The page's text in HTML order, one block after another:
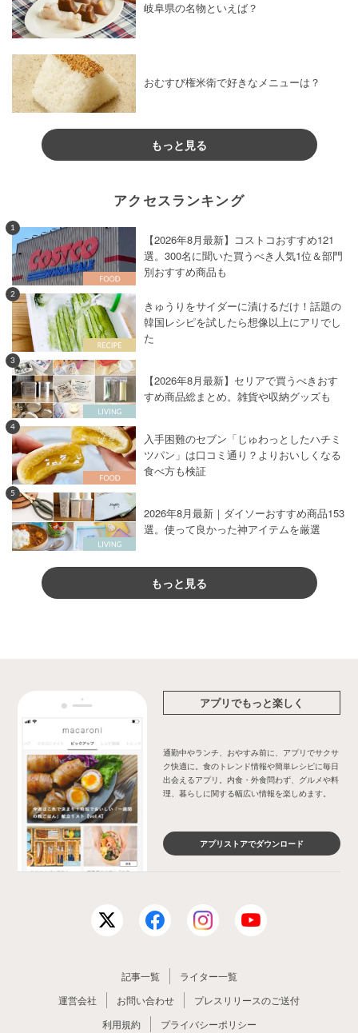
岐阜県の名物といえば？
おむすび権米衛で好きなメニューは？
もっと見る
アクセスランキング
1
【2026年8月最新】コストコおすすめ121
選。300名に聞いた買うべき人気1位＆部門
別おすすめ商品も
2
きゅうりをサイダーに漬けるだけ！話題の
韓国レシピを試したら想像以上にアリでし
た
3
【2026年8月最新】セリアで買うべきおす
すめ商品総まとめ。雑貨や収納グッズも
4
入手困難のセブン「じゅわっとしたハチミ
ツパン」は口コミ通り？よりおいしくなる
食べ方も検証
5
2026年8月最新｜ダイソーおすすめ商品153
選。使って良かった神アイテムを厳選
もっと見る
アプリでもっと楽しく
通勤中やランチ、おやすみ前に、アプリでサクサ
ク快適に。食のトレンド情報や簡単レシピに毎日
出会えるアプリ。内食・外食問わず、グルメや料
理、暮らしに関する幅広い情報を楽しめます。
アプリストアでダウンロード
記事一覧
ライター一覧
運営会社
お問い合わせ
プレスリリースのご送付
利用規約
プライバシーポリシー